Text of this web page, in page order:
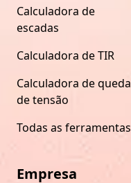
Calculadora de
escadas
Calculadora de TIR
Calculadora de queda
de tensão
Todas as ferramentas
Empresa